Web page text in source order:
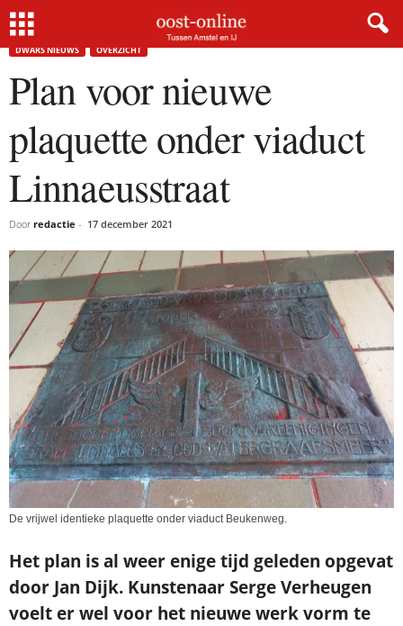
Home Plan voor nieuwe plaquette onder viaduct Linnaeusstraat
DWARS NIEUWS OVERZICHT
Plan voor nieuwe
plaquette onder viaduct
Linnaeusstraat
Door redactie - 17 december 2021
De vrijwel identieke plaquette onder viaduct Beukenweg.
Het plan is al weer enige tijd geleden opgevat
door Jan Dijk. Kunstenaar Serge Verheugen
voelt er wel voor het nieuwe werk vorm te